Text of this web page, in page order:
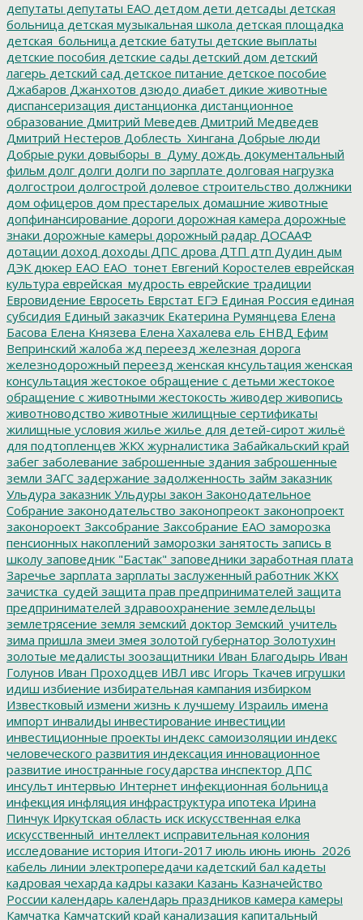
депутаты депутаты ЕАО детдом дети детсады детская
больница детская музыкальная школа детская площадка
детская_больница детские батуты детские выплаты
детские пособия детские сады детский дом детский
лагерь детский сад детское питание детское пособие
Джабаров Джанхотов дзюдо диабет дикие животные
диспансеризация дистанционка дистанционное
образование Дмитрий Меведев Дмитрий Медведев
Дмитрий Нестеров Доблесть_Хингана Добрые люди
Добрые руки довыборы_в_Думу дождь документальный
фильм долг долги долги по зарплате долговая нагрузка
долгострои долгострой долевое строительство должники
дом офицеров дом престарелых домашние животные
допфинансирование дороги дорожная камера дорожные
знаки дорожные камеры дорожный радар ДОСААФ
дотации доход доходы ДПС дрова ДТП дтп Дудин дым
ДЭК дюкер ЕАО ЕАО_тонет Евгений Коростелев еврейская
культура еврейская_мудрость еврейские традиции
Евровидение Евросеть Еврстат ЕГЭ Единая Россия единая
субсидия Единый заказчик Екатерина Румянцева Елена
Басова Елена Князева Елена Хахалева ель ЕНВД Ефим
Вепринский жалоба жд переезд железная дорога
железнодорожный переезд женская кнсультация женская
консультация жестокое обращение с детьми жестокое
обращение с животными жестокость живодер живопись
животноводство животные жилищные сертификаты
жилищные условия жилье жилье для детей-сирот жильё
для подтопленцев ЖКХ журналистика Забайкальский край
забег заболевание заброшенные здания заброшенные
земли ЗАГС задержание задолженность займ заказник
Ульдура заказник Ульдуры закон Законодательное
Собрание законодательство законопреокт законопроект
законороект Заксобрание Заксобрание ЕАО заморозка
пенсионных накоплений заморозки занятость запись в
школу заповедник "Бастак" заповедники заработная плата
Заречье зарплата зарплаты заслуженный работник ЖКХ
зачистка_судей защита прав предпринимателей защита
предпринимателей здравоохранение земледельцы
землетрясение земля земский доктор Земский_учитель
зима пришла змеи змея золотой губернатор Золотухин
золотые медалисты зоозащитники Иван Благодырь Иван
Голунов Иван Проходцев ИВЛ ивс Игорь Ткачев игрушки
идиш избиение избирательная кампания избирком
Известковый измени жизнь к лучшему Израиль имена
импорт инвалиды инвестирование инвестиции
инвестиционные проекты индекс самоизоляции индекс
человеческого развития индексация инновационное
развитие иностранные государства инспектор ДПС
инсульт интервью Интернет инфекционная больница
инфекция инфляция инфраструктура ипотека Ирина
Пинчук Иркутская область иск искусственная елка
искусственный_интеллект исправительная колония
исследование история Итоги-2017 июль июнь июнь_2026
кабель линии электропередачи кадетский бал кадеты
кадровая чехарда кадры казаки Казань Казначейство
России календарь календарь праздников камера камеры
Камчатка Камчатский край канализация капитальный